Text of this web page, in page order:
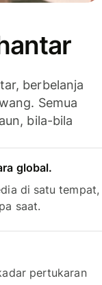
berbelanja
Semua
bila-bila
global.
di satu tempat,
saat.
pertukaran